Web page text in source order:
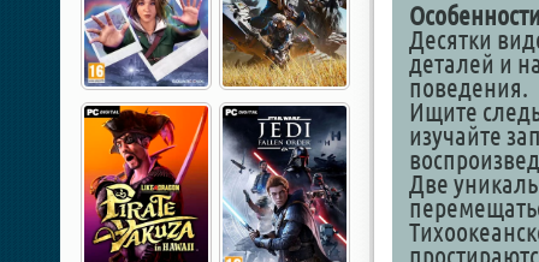
Десятки
деталей и
поведения.
Ищите
изучайте
Две